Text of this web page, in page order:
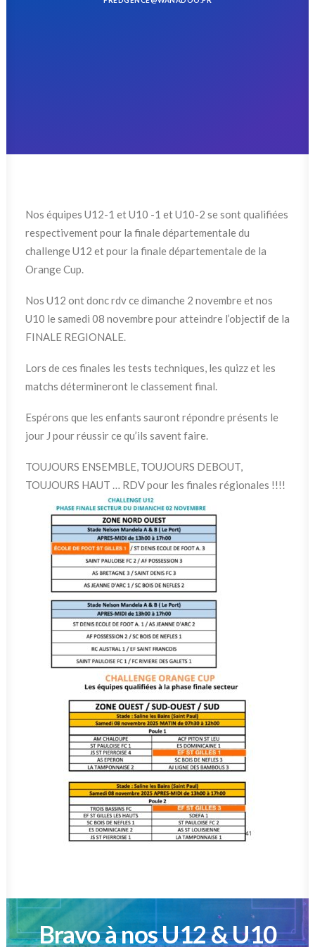
Nos équipes U12-1 et U10 -1 et U10-2 se sont qualifiées
respectivement pour la finale départementale du
challenge U12 et pour la finale départementale de la
Orange Cup.
Nos U12 ont donc rdv ce dimanche 2 novembre et nos
U10 le samedi 08 novembre pour atteindre l’objectif de la
FINALE REGIONALE.
Lors de ces finales les tests techniques, les quizz et les
matchs détermineront le classement final.
Espérons que les enfants sauront répondre présents le
jour J pour réussir ce qu’ils savent faire.
TOUJOURS ENSEMBLE, TOUJOURS DEBOUT,
TOUJOURS HAUT … RDV pour les finales régionales !!!!
Bravo à nos U12 & U10